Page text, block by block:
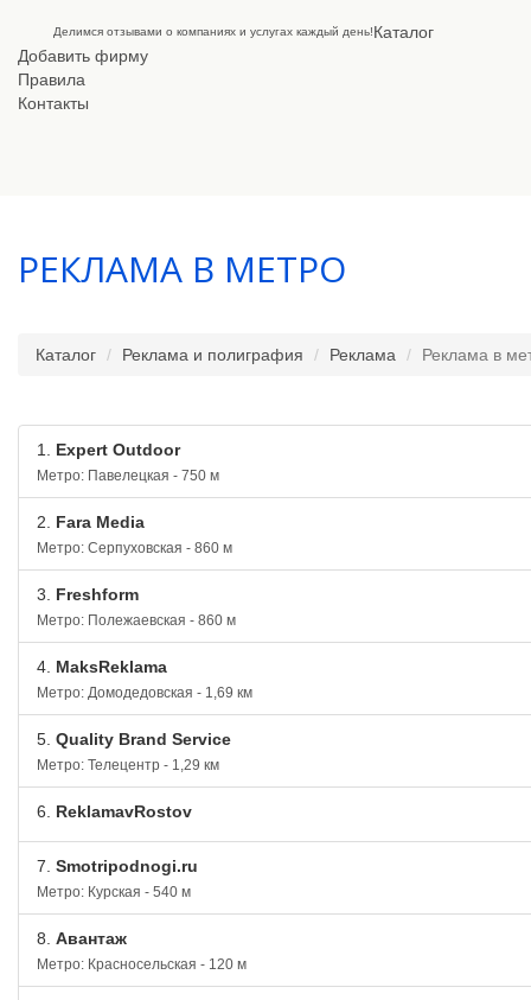
Делимся отзывами о компаниях и услугах каждый день!Каталог
Добавить фирму
Правила
Контакты
РЕКЛАМА В МЕТРО
Каталог Реклама и полиграфия Реклама Реклама в
1. Expert Outdoor
Метро: Павелецкая - 750 м
2. Fara Media
Метро: Серпуховская - 860 м
3. Freshform
Метро: Полежаевская - 860 м
4. MaksReklama
Метро: Домодедовская - 1,69 км
5. Quality Brand Service
Метро: Телецентр - 1,29 км
6. ReklamavRostov
7. Smotripodnogi.ru
Метро: Курская - 540 м
8. Авантаж
Метро: Красносельская - 120 м